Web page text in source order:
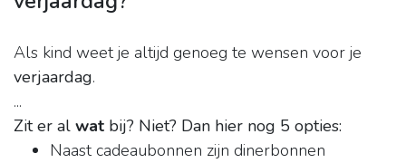
Als kind weet je altijd genoeg te wensen voor je
verjaardag.
...
Zit er al wat bij? Niet? Dan hier nog 5 opties:
Naast cadeaubonnen zijn dinerbonnen